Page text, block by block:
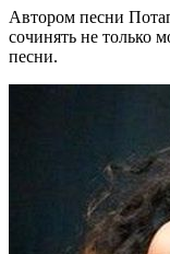
Автором песни
сочинять не только
песни.